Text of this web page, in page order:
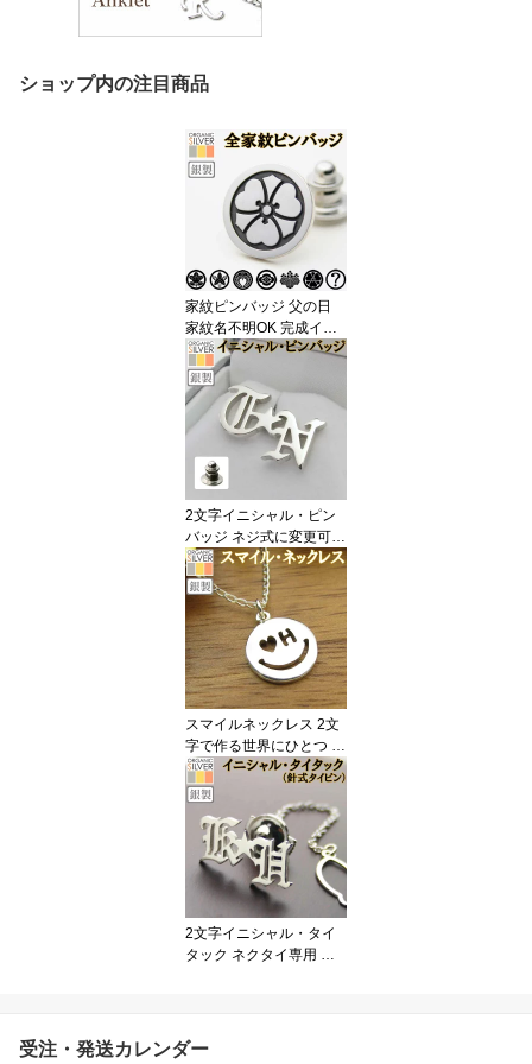
ショップ内の注目商品
家紋ピンバッジ 父の日
家紋名不明OK 完成イメ
ージで安心 橘 桐 藤 梅鉢
桔梗 蔦 木瓜 襟章 名入れ
敬老 結婚 誕生日 ギフト
プレゼント 退職 還暦 転
勤 法事 バッチ タイピン
スーツ 襟 ブローチ 記念
ssb1
2文字イニシャル・ピン
バッジ ネジ式に変更可
父の日 敬老の日 結婚式
披露宴 誕生日 ギフト ク
リスマス プレゼント 退
職祝い 還暦祝い 転勤 赴
任 昇進 記念品 お祝い 法
事 お盆 墓参り 初盆 クリ
スマス 叙勲祝 ssb2
スマイルネックレス 2文
字で作る世界にひとつ 手
作りオーダー イニシャル
ネックレス♪【楽ギフ_包
装】レディース メンズ
【名入れ】バレンタイン
デー ホワイトデー クリ
スマス 母の日 ssb1
2文字イニシャル・タイ
タック ネクタイ専用 父
老 結婚 披露宴 クリスマ
受注・発送カレンダー